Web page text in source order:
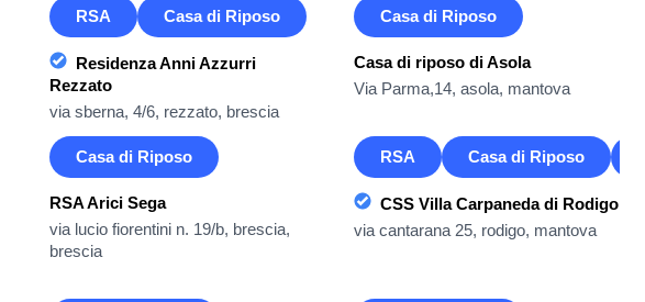
RSA Casa di Riposo
Residenza Anni Azzurri
Rezzato
via sberna, 4/6, rezzato, brescia
Casa di Riposo
Casa di riposo di Asola
Via Parma,14, asola, mantova
Casa di Riposo
RSA Arici Sega
via lucio fiorentini n. 19/b, brescia,
brescia
RSA Casa di Riposo
CSS Villa Carpaneda di Rodigo
via cantarana 25, rodigo, mantova